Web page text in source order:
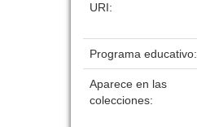
URI:
Programa educativo:
Aparece en las
colecciones: